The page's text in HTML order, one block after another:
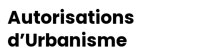
Autorisations
d’Urbanisme